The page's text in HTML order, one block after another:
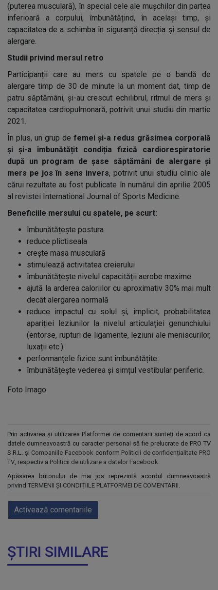
(puterea musculară), în special cele ale mușchilor din partea
inferioară a corpului, îmbunătățind, în același timp, și
capacitatea de a schimba în siguranță direcția și sensul de
alergare.
Studii privind mersul retro
Participanții care au mers cu spatele pe o bandă de
alergare timp de 30 de minute la un moment dat, timp de
patru săptămâni, și-au crescut echilibrul, ritmul de mers și
capacitatea cardiopulmonară, potrivit unui studiu din martie
2021.
În plus, un grup de femei și-a redus grăsimea corporală
și și-a îmbunătățit condiția fizică cardiorespiratorie
după un program de șase săptămâni de alergare și
mers pe jos în sens invers, potrivit unui studiu clinic ale
cărui rezultate au fost publicate în numărul din aprilie 2005
al revistei International Journal of Sports Medicine.
Beneficiile mersului cu spatele, pe scurt:
îmbunătățește postura
reduce plictiseala
crește masa musculară
stimulează activitatea creierului
îmbunătățește nivelul capacității aerobe maxime
ajută la arderea caloriilor cu aproximativ 30% mai mult
decât alergarea normală
reduce impactul cu solul și, implicit, probabilitatea
apariției leziunilor la nivelul articulației genunchiului
(entorse, rupturi de ligamente, leziuni ale meniscurilor,
luxații etc.).
performanțele fizice sunt îmbunătățite.
îmbunătățește vederea și simțul vestibular periferic.
Foto Imago
Prin activarea și utilizarea Platformei de comentarii sunteți de acord ca
datele dumneavoastră cu caracter personal să fie prelucrate de PRO TV
S.R.L. și Companiile Facebook conform Politicii de confidențialitate PRO
TV, respectiv a Politicii de utilizare a datelor Facebook.
Apăsarea butonului de mai jos reprezintă acordul dumneavoastră
privind TERMENII ȘI CONDIȚIILE PLATFORMEI DE COMENTARII.
Activează comentariile
ȘTIRI SIMILARE